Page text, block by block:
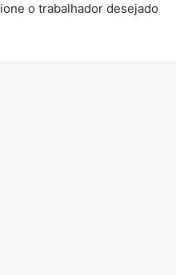
o trabalhador desejado